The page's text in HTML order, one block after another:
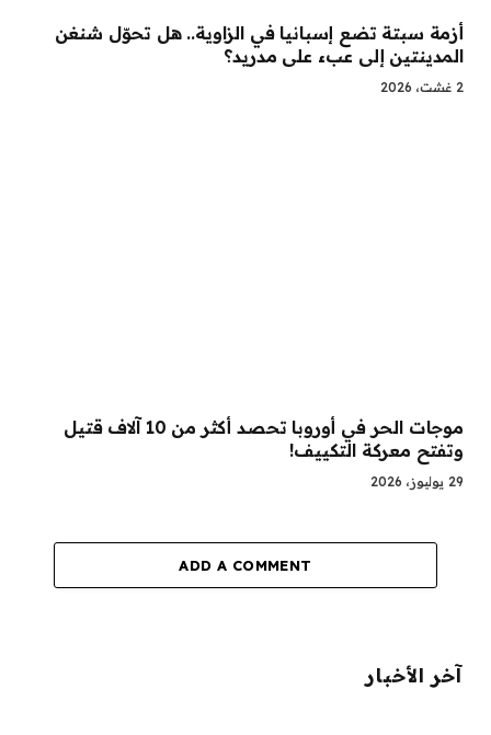
أزمة سبتة تضع إسبانيا في الزاوية.. هل تحوّل شنغن
المدينتين إلى عبء على مدريد؟
2 غشت، 2026
موجات الحر في أوروبا تحصد أكثر من 10 آلاف قتيل
وتفتح معركة التكييف!
29 يوليوز، 2026
ADD A COMMENT
آخر الأخبار